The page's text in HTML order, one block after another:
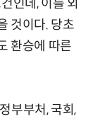
인데, 이를 외
것이다. 당초
환승에 따른
부부처, 국회,